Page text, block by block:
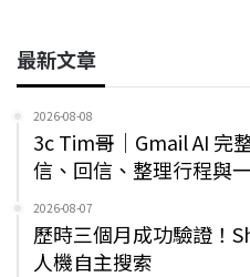
最新文章
2026-08-08
3c Tim哥｜Gmail AI 完
信、回信、整理行程與
2026-08-07
歷時三個月成功驗證！
人機自主搜索